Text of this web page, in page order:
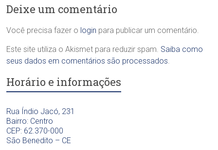
o
n
o
ó
g
c
a
r
a
.
S
a
d
n
t
l
i
c
a
D
i
a
O
o
n
l
ó
g
i
Deixe um comentário
Você precisa fazer o login para publicar um comentário.
Este site utiliza o Akismet para reduzir spam. Saiba como
seus dados em comentários são processados.
Horário e informações
Rua Índio Jacó, 231
Bairro: Centro
CEP: 62.370-000
São Benedito – CE